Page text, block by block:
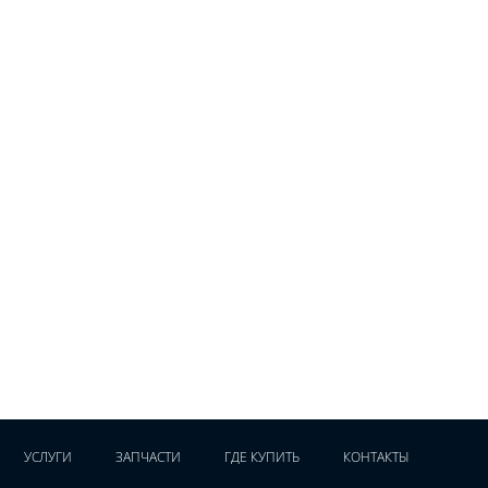
УСЛУГИ ЗАПЧАСТИ ГДЕ КУПИТЬ КОНТАКТЫ